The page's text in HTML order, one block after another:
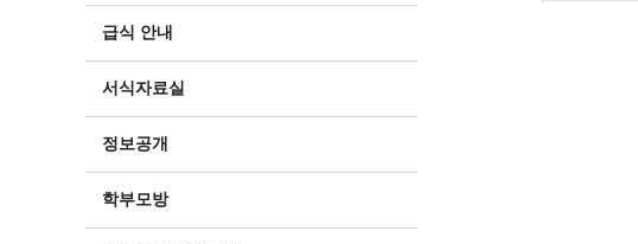
급식 안내
서식자료실
정보공개
학부모방